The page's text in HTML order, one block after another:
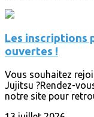
Les inscriptions
ouvertes !
Vous souhaitez
Jujitsu ?Rendez-
notre site pour